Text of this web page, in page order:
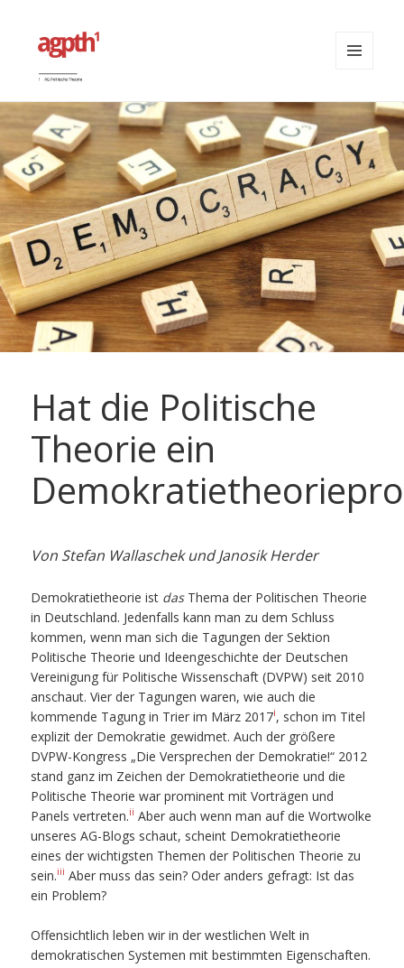
agpth
UND
WIDGETS
Hat die Politische
Theorie ein
Von Stefan Wallaschek und Janosik Herder
Demokratietheorie ist dasThema der Politischen Theorie
in Deutschland. Jedenfalls kann man zu dem Schluss
kommen, wenn man sich die Tagungen der Sektion
Politische Theorie und Ideengeschichte der Deutschen
Vereinigung für Politische Wissenschaft (DVPW) seit 2010
anschaut. Vier der Tagungen waren, wie auch die
kommende Tagung in Trier im März 2017i, schon im Titel
explizit der Demokratie gewidmet. Auch der größere
DVPW-Kongress „Die Versprechen der Demokratie!“ 2012
stand ganz im Zeichen der Demokratietheorie und die
Politische Theorie war prominent mit Vorträgen und
Panels vertreten.ii Aber auch wenn man auf die Wortwolke
unseres AG-Blogs schaut, scheint Demokratietheorie
eines der wichtigsten Themen der Politischen Theorie zu
sein.iii Aber muss das sein? Oder anders gefragt: Ist das
ein Problem?
Offensichtlich leben wir in der westlichen Welt in
demokratischen Systemen mit bestimmten Eigenschaften.